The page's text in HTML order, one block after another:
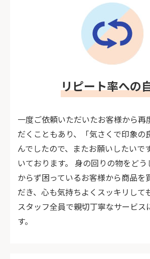
リピート率への
一度ご依頼いただいたお客様から再
だくこともあり、「気さくで印象の
んでしたので、またお願いしたいで
いております。 身の回りの物をど
からず困っているお客様から商品を
だき、心も気持ちよくスッキリして
スタッフ全員で親切丁寧なサービス
す。